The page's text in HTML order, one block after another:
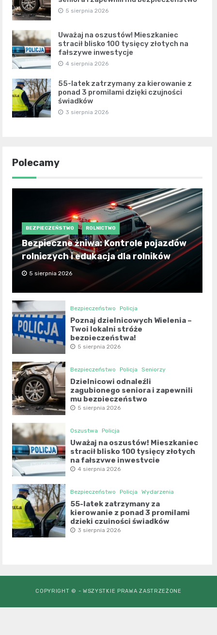
5 sierpnia 2026
Uważaj na oszustów! Mieszkaniec
stracił blisko 100 tysięcy złotych na
fałszywe inwestycje
4 sierpnia 2026
55-latek zatrzymany za kierowanie z
ponad 3 promilami dzięki czujności
świadków
3 sierpnia 2026
Polecamy
BEZPIECZEŃSTWO ROLNICTWO
Bezpieczne żniwa: Kontrole pojazdów
rolniczych i edukacja dla rolników
5 sierpnia 2026
Bezpieczeństwo Policja
Poznaj dzielnicowych Wielenia –
Twoi lokalni stróże
bezpieczeństwa!
5 sierpnia 2026
Bezpieczeństwo Policja Seniorzy
Dzielnicowi odnaleźli
zagubionego seniora i zapewnili
mu bezpieczeństwo
5 sierpnia 2026
Oszustwa Policja
Uważaj na oszustów! Mieszkaniec
stracił blisko 100 tysięcy złotych
na fałszywe inwestycje
4 sierpnia 2026
Bezpieczeństwo Policja Wydarzenia
55-latek zatrzymany za
kierowanie z ponad 3 promilami
dzięki czujności świadków
3 sierpnia 2026
COPYRIGHT © - WSZYSTKIE PRAWA ZASTRZEŻONE